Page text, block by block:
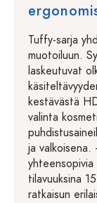
Tuffy-sarja
muotoiluun.
laskeutuvat
kestävästä
valinta
ja valkoisena.
yhteensopivia
tilavuuksina
ratkaisun